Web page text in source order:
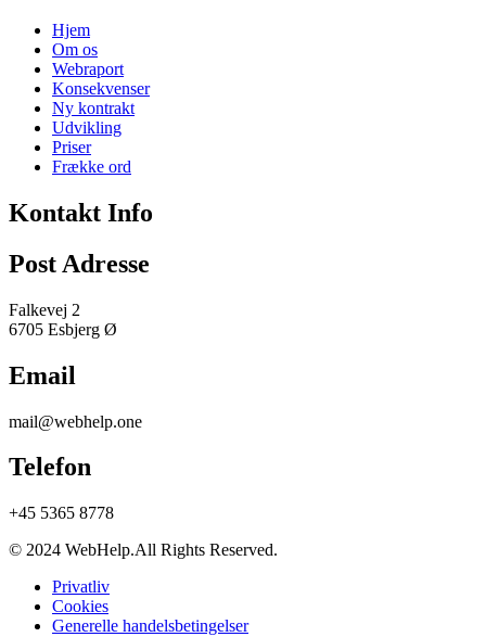
Hjem
Om os
Webraport
Konsekvenser
Ny kontrakt
Udvikling
Priser
Frække ord
Kontakt Info
Post Adresse
Falkevej 2
6705 Esbjerg Ø
Email
mail@webhelp.one
Telefon
+45 5365 8778
© 2024 WebHelp.All Rights Reserved.
Privatliv
Cookies
Generelle handelsbetingelser